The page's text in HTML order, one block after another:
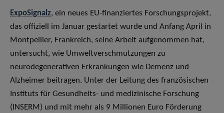
ExpoSignalz, ein neues EU-finanziertes Forschungsprojekt,
das offiziell im Januar gestartet wurde und Anfang April in
Montpellier, Frankreich, seine Arbeit aufgenommen hat,
untersucht, wie Umweltverschmutzungen zu
neurodegenerativen Erkrankungen wie Demenz und
Alzheimer beitragen. Unter der Leitung des französischen
Instituts für Gesundheits- und medizinische Forschung
(INSERM) und mit mehr als 9 Millionen Euro Förderung